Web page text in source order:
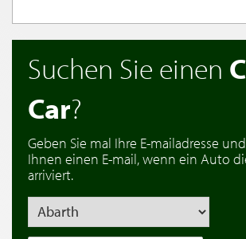
Suchen Sie einen
Car?
Geben Sie mal Ihre E-mailadresse
Ihnen einen E-mail, wenn ein Auto
arriviert.